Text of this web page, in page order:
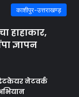
काशीपुर-उत्तराखण्ड़
हाहाकार,
ज्ञापन
नेटवर्क